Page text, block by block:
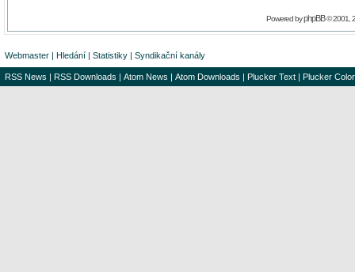
Powered byphpBB© 2001,
Webmaster | Hledání | Statistiky | Syndikační kanály
RSS News | RSS Downloads | Atom News | Atom Downloads | Plucker Text | Plucker Color